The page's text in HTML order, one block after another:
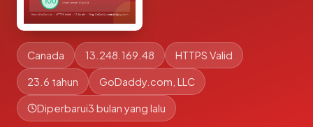
Canada 13.248.169.48 HTTPS Valid
23.6 tahun GoDaddy.com, LLC
Diperbarui3 bulan yang lalu